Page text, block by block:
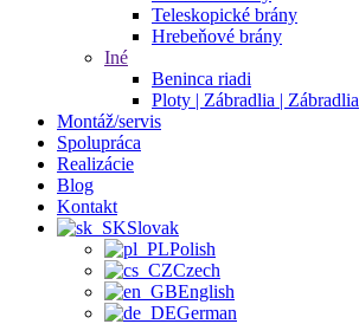
Teleskopické brány
Hrebeňové brány
Iné
Beninca riadi
Ploty | Zábradlia | Zábradlia
Montáž/servis
Spolupráca
Realizácie
Blog
Kontakt
Slovak
Polish
Czech
English
German